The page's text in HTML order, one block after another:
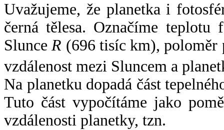
Uvažujeme, že planetka i
černá tělesa. Označíme
SlunceR (696 tisíc km),
vzdálenost mezi Sluncem a
Na planetku dopadá část
Tuto část vypočítáme jako
vzdálenosti planetky, tzn.